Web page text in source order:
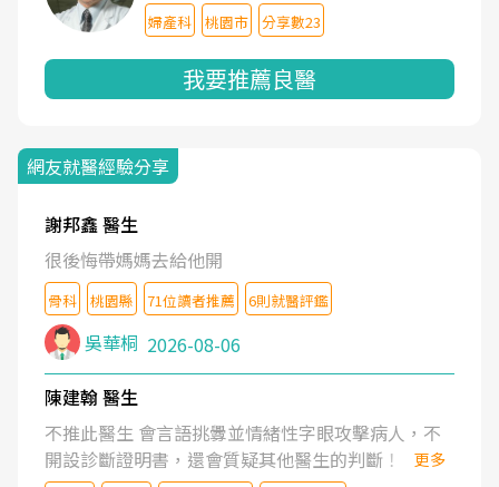
婦產科 桃園市 分享數23
我要推薦良醫
網友就醫經驗分享
謝邦鑫 醫生
很後悔帶媽媽去給他開
骨科 桃園縣 71位讀者推薦 6則就醫評鑑
吳華桐 2026-08-06
陳建翰 醫生
不推此醫生 會言語挑釁並情緒性字眼攻擊病人，不
開設診斷證明書，還會質疑其他醫生的判斷！
更多